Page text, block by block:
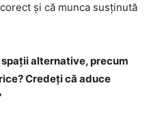
și că munca susținută
alternative, precum
Credeți că aduce